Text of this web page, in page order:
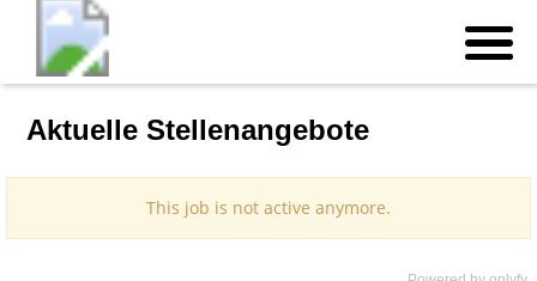
Aktuelle Stellenangebote